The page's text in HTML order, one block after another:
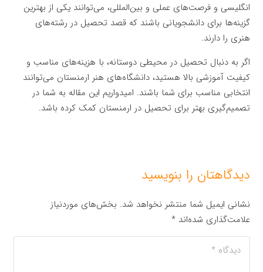
انگلیسی و فرصت‌های عملی و بین‌المللی، می‌توانند یکی از بهترین
گزینه‌ها برای دانشجویانی باشند که قصد تحصیل در رشته‌های
هنری را دارند.
اگر به دنبال تحصیل در محیطی دوستانه، با هزینه‌های مناسب و
کیفیت آموزشی بالا هستید، دانشگاه‌های هنر ارمنستان می‌توانند
انتخابی مناسب برای شما باشند. امیدواریم این مقاله به شما در
تصمیم‌گیری بهتر برای تحصیل در ارمنستان کمک کرده باشد.
دیدگاهتان را بنویسید
نشانی ایمیل شما منتشر نخواهد شد. بخش‌های موردنیاز
علامت‌گذاری شده‌اند*